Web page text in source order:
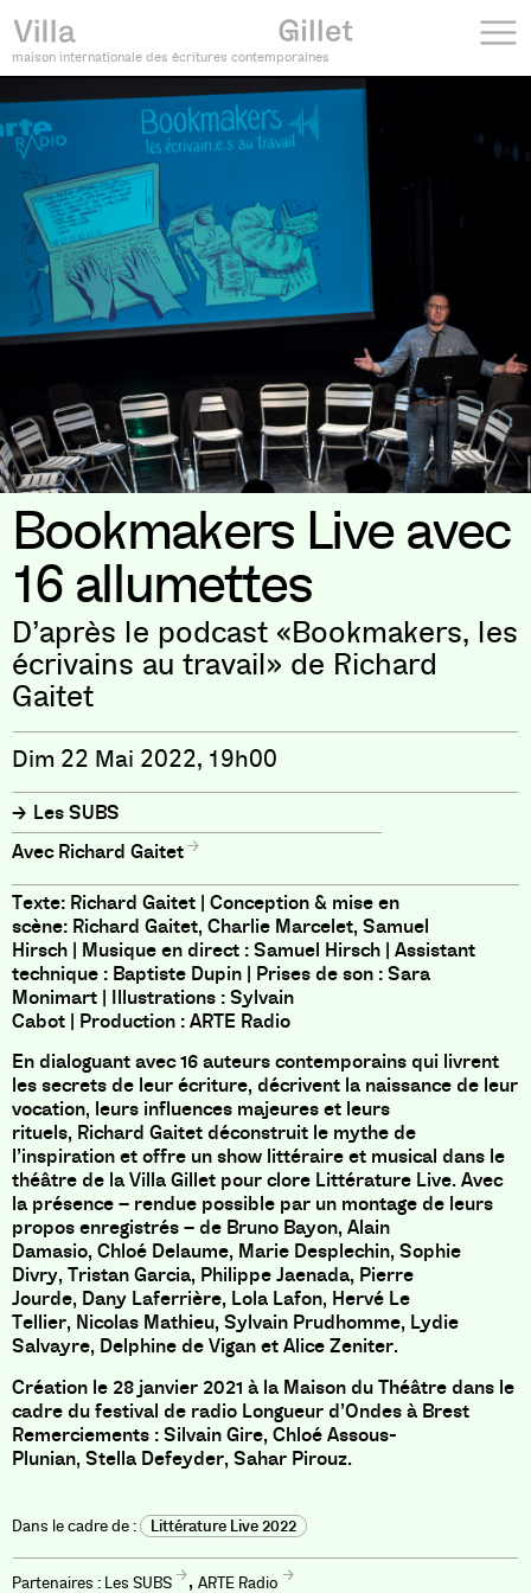
maison internationale des écritures contemporaines
Bookmakers Live avec
16 allumettes
D’après le podcast «Bookmakers, les
écrivains au travail» de Richard
Gaitet
Dim 22 Mai 2022, 19h00
Les SUBS
Richard Gaitet
Texte: Richard Gaitet | Conception & mise en
scène: Richard Gaitet, Charlie Marcelet, Samuel
Hirsch | Musique en direct : Samuel Hirsch | Assistant
technique : Baptiste Dupin | Prises de son : Sara
Monimart | Illustrations : Sylvain
Cabot | Production : ARTE Radio
En dialoguant avec 16 auteurs contemporains qui livrent
les secrets de leur écriture, décrivent la naissance de leur
vocation, leurs influences majeures et leurs
rituels, Richard Gaitet déconstruit le mythe de
l’inspiration et offre un show littéraire et musical dans le
théâtre de la Villa Gillet pour clore Littérature Live. Avec
la présence – rendue possible par un montage de leurs
propos enregistrés – de Bruno Bayon, Alain
Damasio, Chloé Delaume, Marie Desplechin, Sophie
Divry, Tristan Garcia, Philippe Jaenada, Pierre
Jourde, Dany Laferrière, Lola Lafon, Hervé Le
Tellier, Nicolas Mathieu, Sylvain Prudhomme, Lydie
Salvayre, Delphine de Vigan et Alice Zeniter.
Création le 28 janvier 2021 à la Maison du Théâtre dans le
cadre du festival de radio Longueur d’Ondes à Brest
Remerciements : Silvain Gire, Chloé Assous-
Plunian, Stella Defeyder, Sahar Pirouz.
Littérature Live 2022
Les SUBS , ARTE Radio